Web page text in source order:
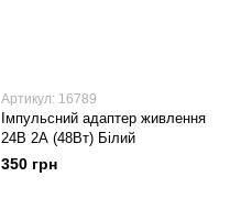
Артикул: 16789
Імпульсний адаптер живлення
24В 2А (48Вт) Білий
350 грн